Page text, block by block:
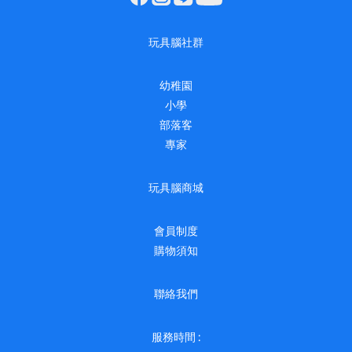
玩具腦社群
幼稚園
小學
部落客
專家
玩具腦商城
會員制度
購物須知
聯絡我們
服務時間 :